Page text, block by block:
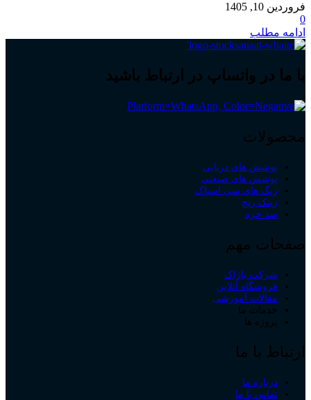
فروردین 10, 1405
0
ادامه مطلب
با ما در واتساپ در ارتباط باشید
محصولات
پوشش های دریایی
پوشش های صنعتی
رنگ های سی استاک
زینک ریچ
ضد خزه
صفحات مهم
شرکت باژاک
فروشگاه آنلاین
مقالات آموزشی
خدمات ما
پروژه ها
ارتباط با ما
درباره ما
تماس با ما